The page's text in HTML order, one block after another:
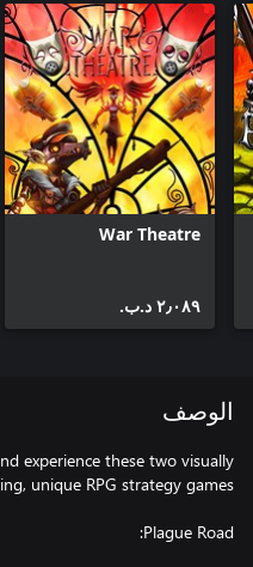
War Theatre
٢٫٠٨٩ د.ب.‏
الوصف
experience these two visually